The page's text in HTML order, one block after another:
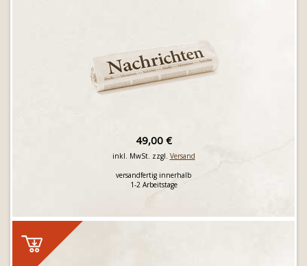
49,00 €
inkl. MwSt. zzgl. Versand
versandfertig innerhalb
1-2 Arbeitstage